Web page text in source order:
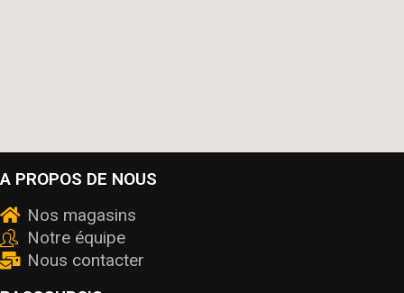
A PROPOS DE NOUS
Nos magasins
Notre équipe
Nous contacter